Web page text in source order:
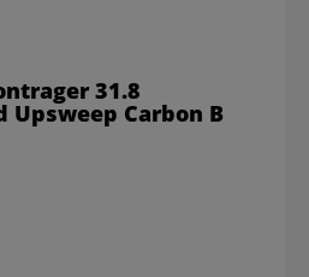
31.8
Upsweep Carbon B